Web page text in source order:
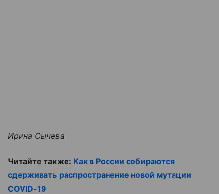
Ирина Сычева
Читайте также: Как в России собираются
сдерживать распространение новой мутации
COVID-19